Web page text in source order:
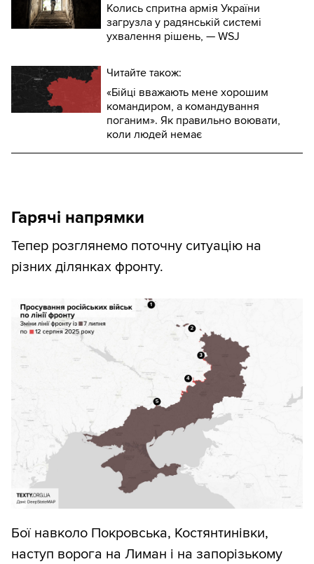
Колись спритна армія України
загрузла у радянській системі
ухвалення рішень, — WSJ
Читайте також:
«Бійці вважають мене хорошим
командиром, а командування
поганим». Як правильно воювати,
коли людей немає
Гарячі напрямки
Тепер розглянемо поточну ситуацію на
різних ділянках фронту.
Бої навколо Покровська, Костянтинівки,
наступ ворога на Лиман і на запорізькому